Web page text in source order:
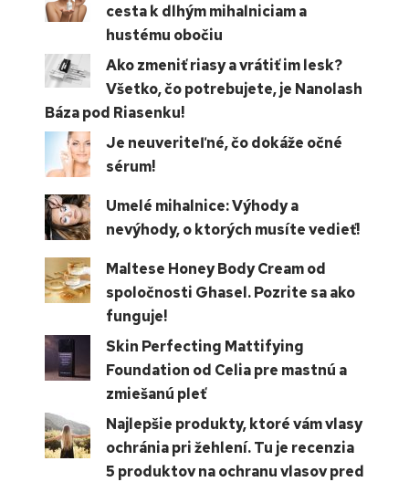
cesta k dlhým mihalniciam a
hustému obočiu
Ako zmeniť riasy a vrátiť im lesk?
Všetko, čo potrebujete, je Nanolash
Báza pod Riasenku!
Je neuveriteľné, čo dokáže očné
sérum!
Umelé mihalnice: Výhody a
nevýhody, o ktorých musíte vedieť!
Maltese Honey Body Cream od
spoločnosti Ghasel. Pozrite sa ako
funguje!
Skin Perfecting Mattifying
Foundation od Celia pre mastnú a
zmiešanú pleť
Najlepšie produkty, ktoré vám vlasy
ochránia pri žehlení. Tu je recenzia
5 produktov na ochranu vlasov pred